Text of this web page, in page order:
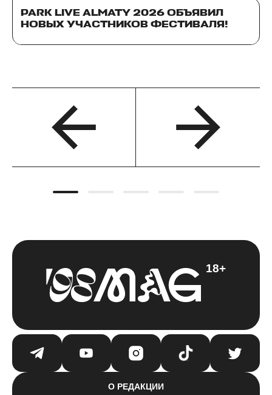
PARK LIVE ALMATY 2026 ОБЪЯВИЛ
НОВЫХ УЧАСТНИКОВ ФЕСТИВАЛЯ!
18+
О РЕДАКЦИИ